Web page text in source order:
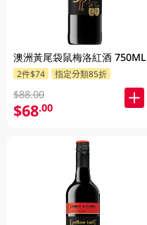
澳洲黃尾袋鼠梅洛紅酒 750ML
2件$74 指定分類85折
$88.00
$68.00